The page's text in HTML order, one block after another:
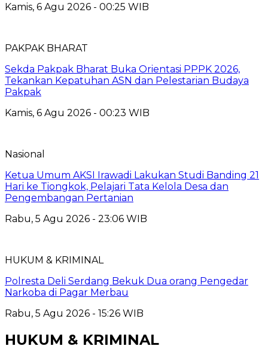
Kamis, 6 Agu 2026 - 00:25 WIB
PAKPAK BHARAT
Sekda Pakpak Bharat Buka Orientasi PPPK 2026,
Tekankan Kepatuhan ASN dan Pelestarian Budaya
Pakpak
Kamis, 6 Agu 2026 - 00:23 WIB
Nasional
Ketua Umum AKSI Irawadi Lakukan Studi Banding 21
Hari ke Tiongkok, Pelajari Tata Kelola Desa dan
Pengembangan Pertanian
Rabu, 5 Agu 2026 - 23:06 WIB
HUKUM & KRIMINAL
Polresta Deli Serdang Bekuk Dua orang Pengedar
Narkoba di Pagar Merbau
Rabu, 5 Agu 2026 - 15:26 WIB
HUKUM & KRIMINAL